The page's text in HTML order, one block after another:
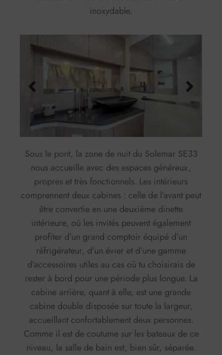
inoxydable.
Sous le pont, la zone de nuit du Solemar SE33
nous accueille avec des espaces généreux,
propres et très fonctionnels. Les intérieurs
comprennent deux cabines : celle de l’avant peut
être convertie en une deuxième dinette
intérieure, où les invités peuvent également
profiter d’un grand comptoir équipé d’un
réfrigérateur, d’un évier et d’une gamme
d’accessoires utiles au cas où tu choisirais de
rester à bord pour une période plus longue. La
cabine arrière, quant à elle, est une grande
cabine double disposée sur toute la largeur,
accueillant confortablement deux personnes.
Comme il est de coutume sur les bateaux de ce
niveau, la salle de bain est, bien sûr, séparée.